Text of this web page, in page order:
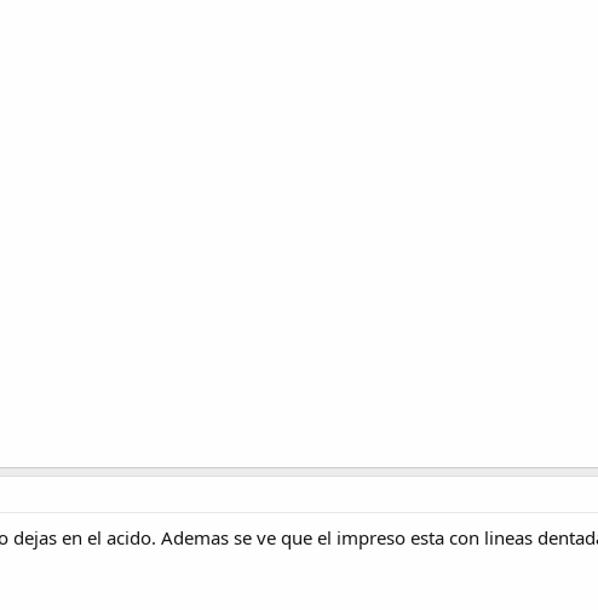
en el acido. Ademas se ve que el impreso esta con lineas